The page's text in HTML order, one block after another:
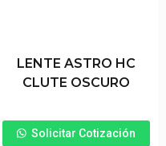
LENTE ASTRO HC
CLUTE OSCURO
Solicitar Cotización